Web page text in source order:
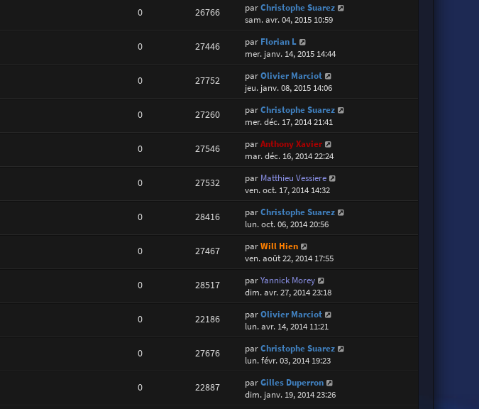
0 26766 parChristophe Suarez
sam. avr. 04, 2015 10:59
0 27446 par Florian L
mer. janv. 14, 2015 14:44
0 27752 parOlivier Marciot
jeu. janv. 08, 2015 14:06
0 27260 parChristophe Suarez
mer. déc. 17, 2014 21:41
0 27546 parAnthony Xavier
mar. déc. 16, 2014 22:24
0 27532 par Matthieu Vessiere
ven. oct. 17, 2014 14:32
0 28416 parChristophe Suarez
lun. oct. 06, 2014 20:56
0 27467 parWill Hien
ven. août 22, 2014 17:55
0 28517 parYannick Morey
dim. avr. 27, 2014 23:18
0 22186 parOlivier Marciot
lun. avr. 14, 2014 11:21
0 27676 parChristophe Suarez
lun. févr. 03, 2014 19:23
0 22887 parGilles Duperron
dim. janv. 19, 2014 23:26